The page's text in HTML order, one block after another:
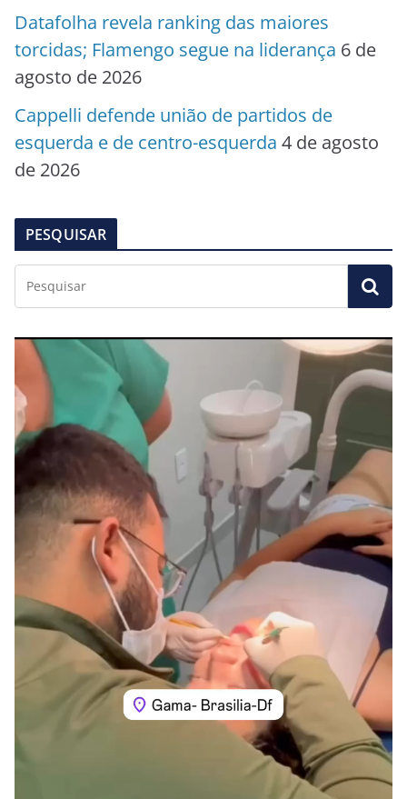
Datafolha revela ranking das maiores
torcidas; Flamengo segue na liderança 6 de
agosto de 2026
Cappelli defende união de partidos de
esquerda e de centro-esquerda 4 de agosto
de 2026
PESQUISAR